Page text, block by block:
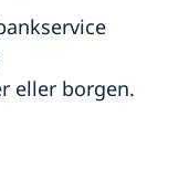
eller borgen.